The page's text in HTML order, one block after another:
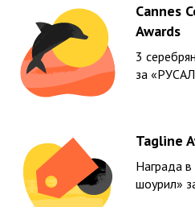
Cannes
Awards
3
за
Tagline
Награда
шоурил»